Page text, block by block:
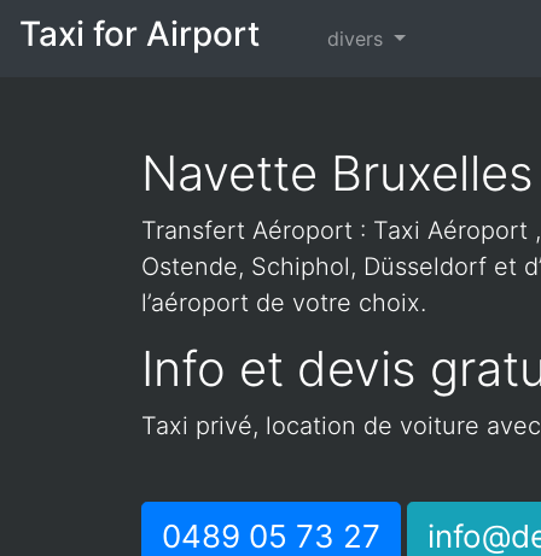
Taxi for Airport divers
Navette
Transfert Aéroport : Taxi Aéroport
Ostende, Schiphol, Düsseldorf et
l’aéroport de votre choix.
Info et devis
Taxi privé, location de voiture
0489 05 73 27